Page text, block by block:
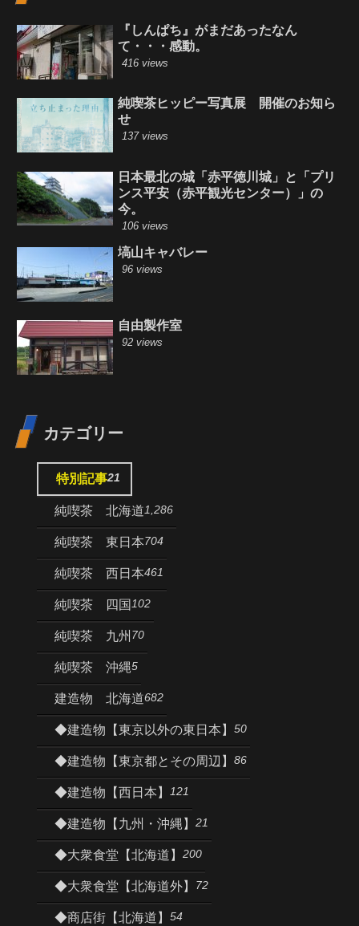
『しんぱち』がまだあったなん
て・・・感動。
416 views
純喫茶ヒッピー写真展 開催のお知ら
せ
137 views
日本最北の城「赤平徳川城」と「プリ
ンス平安（赤平観光センター）」の
今。
106 views
塙山キャバレー
96 views
自由製作室
92 views
カテゴリー
特別記事21
純喫茶 北海道1,286
純喫茶 東日本704
純喫茶 西日本461
純喫茶 四国 102
純喫茶 九州 70
純喫茶 沖縄5
建造物 北海道682
◆建造物【東京以外の東日本】 50
◆建造物【東京都とその周辺】 86
◆建造物【西日本】 121
◆建造物【九州・沖縄】 21
◆大衆食堂【北海道】 200
◆大衆食堂【北海道外】 72
◆商店街【北海道】 54